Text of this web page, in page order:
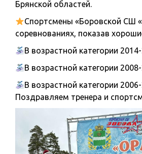
Брянской областей.
Спортсмены «Боровской СШ
соревнованиях, показав
В возрастной категории
В возрастной категории
В возрастной категории
Поздравляем тренера и